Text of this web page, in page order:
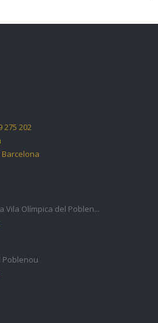
275 202
Barcelona
Vila Olímpica del Poblen...
Poblenou